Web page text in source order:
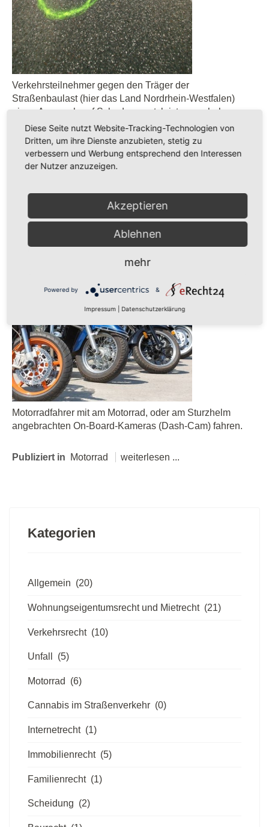
Verkehrsteilnehmer gegen den Träger der
Straßenbaulast (hier das Land Nordrhein-Westfalen)
einen Anspruch auf Schadenersatzleistungen haben,
wenn „der Fahrbahnbelag einer Straße in
unfallursächlicher Weise einen den Schwellenwert der
M BGriff (Merkblatt zur Bewertung der Straßengriffigkeit
bei Nässe) unterschreitenden Seitenkraftbeiwert“
Motorrad weiterlesen ...
Dash-Cam`s an Motorrädern
Häufig sieht
Motorradfahrer mit am Motorrad, oder am Sturzhelm
angebrachten On-Board-Kameras (Dash-Cam) fahren.
Publiziert in Motorrad weiterlesen ...
Kategorien
Allgemein (20)
Wohnungseigentumsrecht und Mietrecht (21)
Verkehrsrecht (10)
Unfall (5)
Motorrad (6)
Cannabis im Straßenverkehr (0)
Internetrecht (1)
Immobilienrecht (5)
Familienrecht (1)
Scheidung (2)
Diese Seite nutzt Website-Tracking-Technologien von
Dritten, um ihre Dienste anzubieten, stetig zu
verbessern und Werbung entsprechend den Interessen
der Nutzer anzuzeigen.
Akzeptieren
Ablehnen
mehr
Powered by &
Impressum Datenschutzerklärung